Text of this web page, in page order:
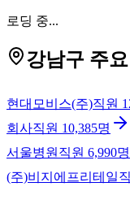
로딩 중...
강남구 주
현대모비스(주)직원
회사직원 10,385명
서울병원 직원 6,990명
(주)비지에프리테일